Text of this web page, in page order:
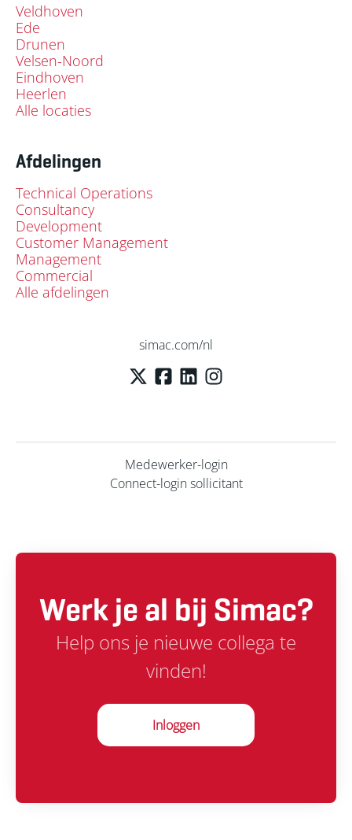
Veldhoven
Ede
Drunen
Velsen-Noord
Eindhoven
Heerlen
Alle locaties
Afdelingen
Technical Operations
Consultancy
Development
Customer Management
Management
Commercial
Alle afdelingen
simac.com/nl
Medewerker-login
Connect-login sollicitant
Werk je al bij Simac?
Help ons je nieuwe collega te
vinden!
Inloggen